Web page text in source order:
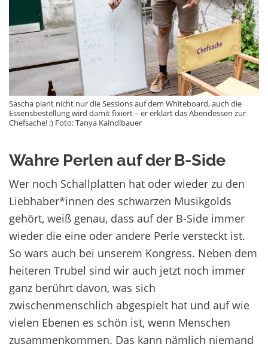
Sascha plant nicht nur die Sessions auf dem Whiteboard, auch die
Essensbestellung wird damit fixiert – er erklärt das Abendessen zur
Chefsache! ;) Foto: Tanya Kaindlbauer
Wahre Perlen auf der B-Side
Wer noch Schallplatten hat oder wieder zu den
Liebhaber*innen des schwarzen Musikgolds
gehört, weiß genau, dass auf der B-Side immer
wieder die eine oder andere Perle versteckt ist.
So wars auch bei unserem Kongress. Neben dem
heiteren Trubel sind wir auch jetzt noch immer
ganz berührt davon, was sich
zwischenmenschlich abgespielt hat und auf wie
vielen Ebenen es schön ist, wenn Menschen
zusammenkommen. Das kann nämlich niemand